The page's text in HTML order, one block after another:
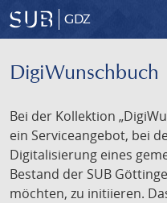
GDZ
DigiWunschbuch
Bei der Kollektion
ein Serviceangebot, bei
Digitalisierung eines
Bestand der SUB
möchten, zu initiieren.